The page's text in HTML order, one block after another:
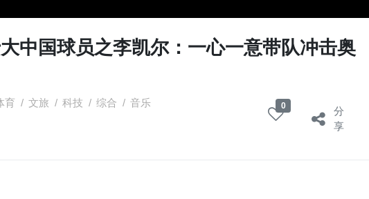
中国球员之李凯尔：一心一意带队冲击奥
育 / 文旅 / 科技 / 综合 / 音乐 0
分
享